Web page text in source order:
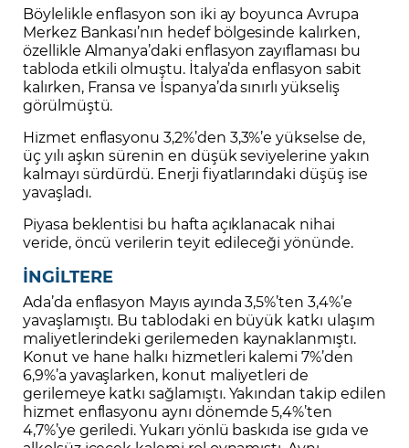
Böylelikle enflasyon son iki ay boyunca Avrupa
Merkez Bankası’nın hedef bölgesinde kalırken,
özellikle Almanya’daki enflasyon zayıflaması bu
tabloda etkili olmuştu. İtalya’da enflasyon sabit
kalırken, Fransa ve İspanya’da sınırlı yükseliş
görülmüştü.
Hizmet enflasyonu 3,2%’den 3,3%’e yükselse de,
üç yılı aşkın sürenin en düşük seviyelerine yakın
kalmayı sürdürdü. Enerji fiyatlarındaki düşüş ise
yavaşladı.
Piyasa beklentisi bu hafta açıklanacak nihai
veride, öncü verilerin teyit edileceği yönünde.
İNGİLTERE
Ada’da enflasyon Mayıs ayında 3,5%’ten 3,4%’e
yavaşlamıştı. Bu tablodaki en büyük katkı ulaşım
maliyetlerindeki gerilemeden kaynaklanmıştı.
Konut ve hane halkı hizmetleri kalemi 7%’den
6,9%’a yavaşlarken, konut maliyetleri de
gerilemeye katkı sağlamıştı. Yakından takip edilen
hizmet enflasyonu aynı dönemde 5,4%’ten
4,7%’ye geriledi. Yukarı yönlü baskıda ise gıda ve